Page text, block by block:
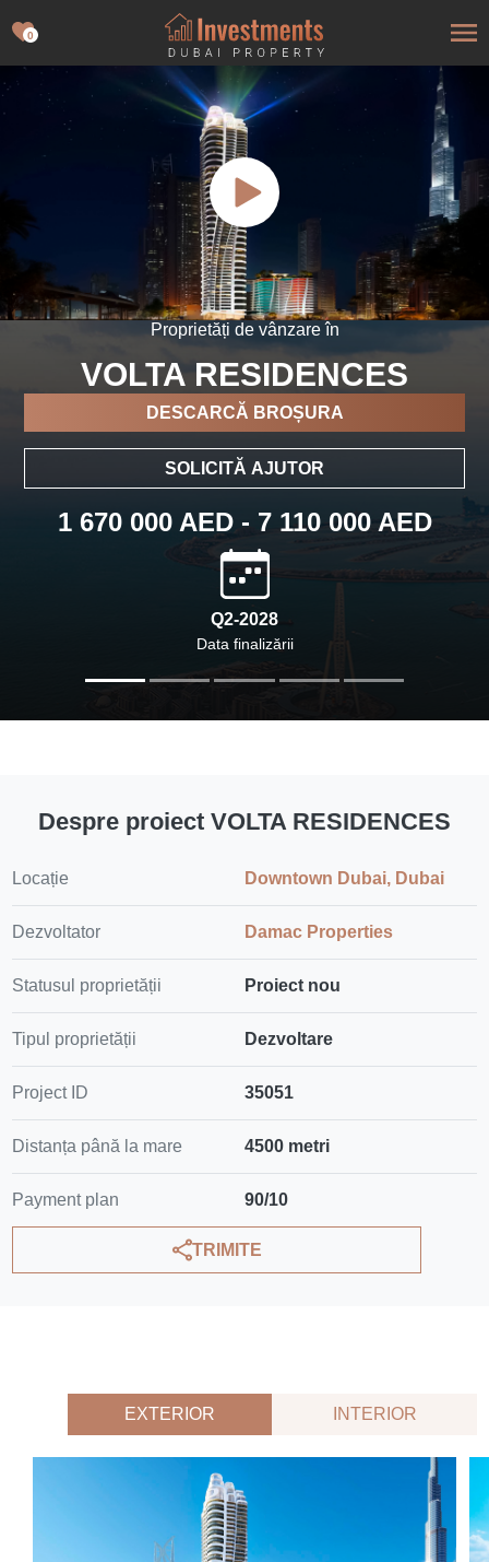
0
Proprietăți de vânzare în
VOLTA RESIDENCES
DESCARCĂ BROȘURA
SOLICITĂ AJUTOR
1 670 000 AED - 7 110 000 AED
Q2-2028
Data finalizării
Despre proiect VOLTA RESIDENCES
Locație Downtown Dubai, Dubai
Dezvoltator Damac Properties
Statusul proprietății Proiect nou
Tipul proprietății Dezvoltare
Project ID 35051
Distanța până la mare 4500 metri
Payment plan 90/10
TRIMITE
EXTERIOR INTERIOR